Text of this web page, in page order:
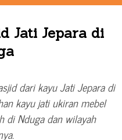
Jati Jepara di
dari kayu Jati Jepara di
kayu jati ukiran mebel
di Nduga dan wilayah